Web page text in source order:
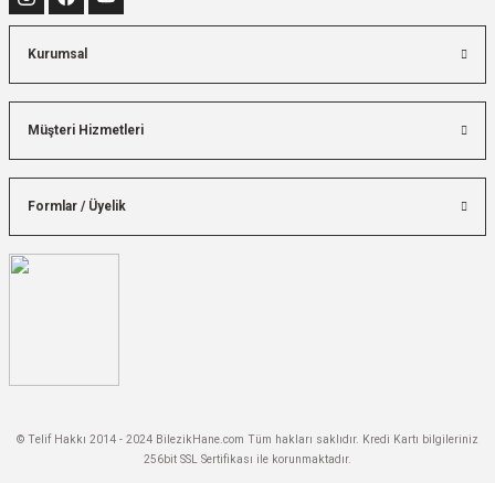
Kurumsal
Müşteri Hizmetleri
Formlar / Üyelik
© Telif Hakkı 2014 - 2024 BilezikHane.com Tüm hakları saklıdır. Kredi Kartı bilgileriniz
256bit SSL Sertifikası ile korunmaktadır.